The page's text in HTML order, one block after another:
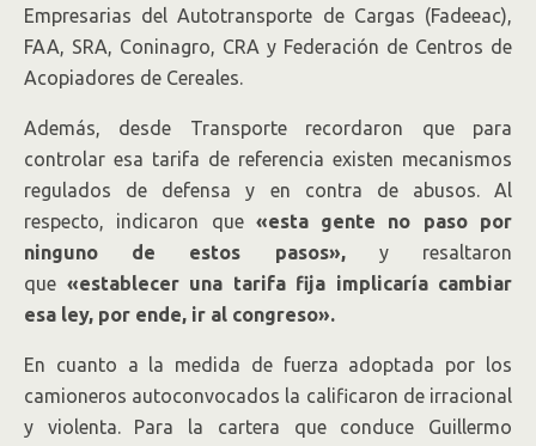
Empresarias del Autotransporte de Cargas (Fadeeac),
FAA, SRA, Coninagro, CRA y Federación de Centros de
Acopiadores de Cereales.
Además, desde Transporte recordaron que para
controlar esa tarifa de referencia existen mecanismos
regulados de defensa y en contra de abusos. Al
respecto, indicaron que «esta gente no paso por
ninguno de estos pasos», y resaltaron
que «establecer una tarifa fija implicaría cambiar
esa ley, por ende, ir al congreso».
En cuanto a la medida de fuerza adoptada por los
camioneros autoconvocados la calificaron de irracional
y violenta. Para la cartera que conduce Guillermo